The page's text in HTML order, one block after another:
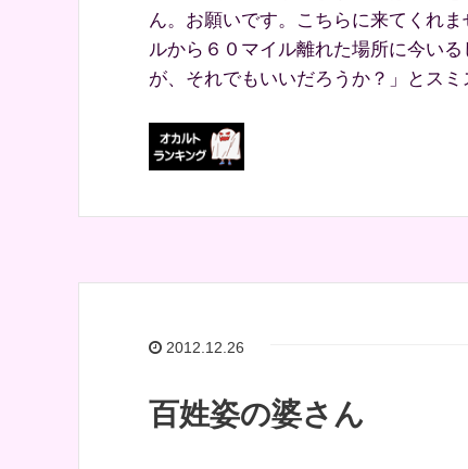
ん。お願いです。こちらに来てくれ
ルから６０マイル離れた場所に今い
が、それでもいいだろうか？」とス
2012.12.26
百姓姿の婆さん